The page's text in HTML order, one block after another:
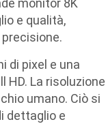
monitor 8K
e qualità,
di pixel e una
HD. La risoluzione
umano. Ciò si
dettaglio e